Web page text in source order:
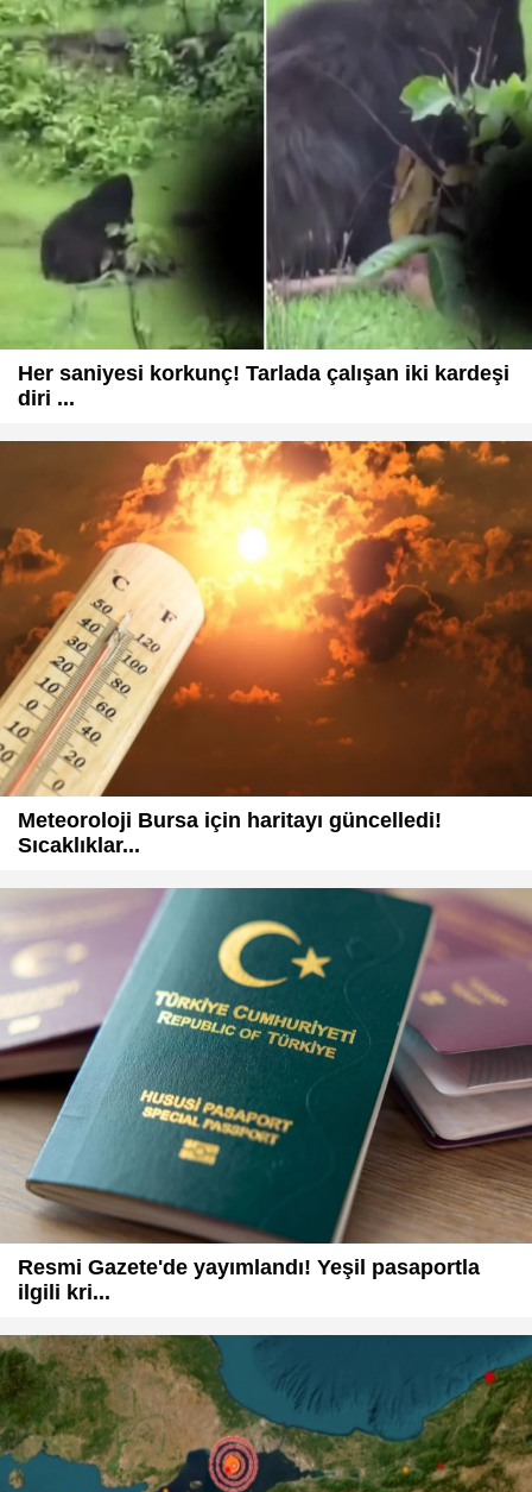
Her saniyesi korkunç! Tarlada çalışan iki kardeşi
diri ...
Meteoroloji Bursa için haritayı güncelledi!
Sıcaklıklar...
Resmi Gazete'de yayımlandı! Yeşil pasaportla
ilgili kri...